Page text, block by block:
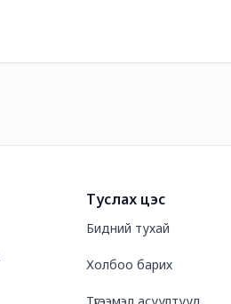
Туслах цэс
Бидний тухай
Холбоо барих